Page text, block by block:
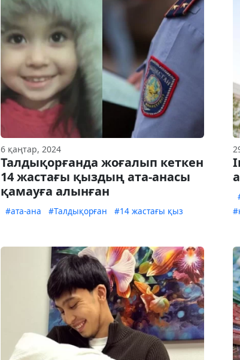
6 қаңтар, 2024
Талдықорғанда жоғалып кеткен
14 жастағы қыздың ата-анасы
қамауға алынған
#ата-ана #Талдықорған #14 жастағы қыз